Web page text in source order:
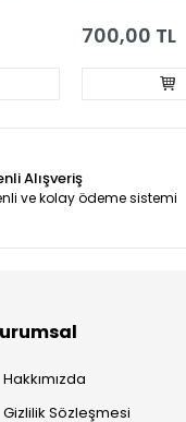
KUPA 340CC
700,00 TL
Alışveriş
ve kolay ödeme sistemi
Hakkımızda
Gizlilik Sözleşmesi